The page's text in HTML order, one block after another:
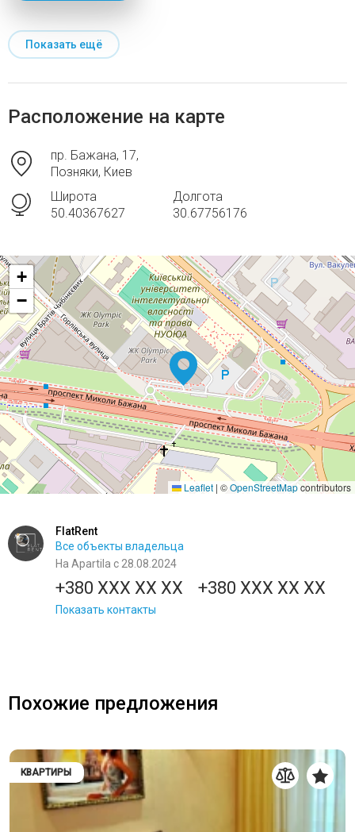
Показать ещё
Расположение на карте
пр. Бажана, 17,
Позняки, Киев
Широта
50.40367627
Долгота
30.67756176
+
−
Leaflet | ©OpenStreetMapcontributors
FlatRent
Все объекты владельца
На Apartila с 28.08.2024
+380 XXX XX XX +380 XXX XX XX
Показать контакты
Похожие предложения
КВАРТИРЫ